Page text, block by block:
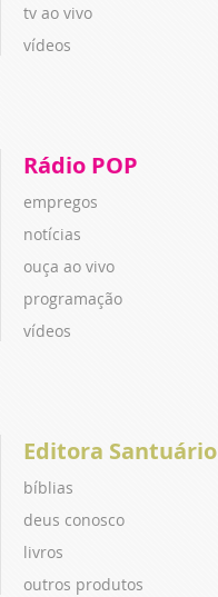
tv ao vivo
vídeos
Rádio POP
empregos
notícias
ouça ao vivo
programação
vídeos
Editora Santuário
bíblias
deus conosco
livros
outros produtos